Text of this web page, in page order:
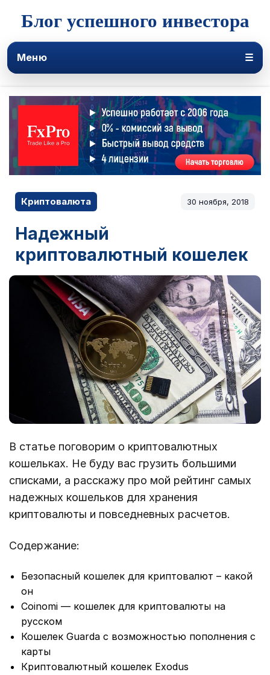
Блог успешного инвестора
Меню ☰
Криптовалюта 30 ноября, 2018
Надежный
криптовалютный кошелек
В статье поговорим о криптовалютных
кошельках. Не буду вас грузить большими
списками, а расскажу про мой рейтинг самых
надежных кошельков для хранения
криптовалюты и повседневных расчетов.
Содержание:
Безопасный кошелек для криптовалют – какой
он
Coinomi — кошелек для криптовалюты на
русском
Кошелек Guarda с возможностью пополнения с
карты
Криптовалютный кошелек Exodus